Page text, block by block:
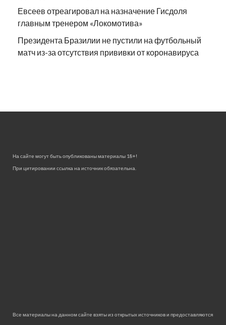
Евсеев отреагировал на назначение Гисдоля
главным тренером «Локомотива»
Президента Бразилии не пустили на футбольный
матч из-за отсутствия прививки от коронавируса
На сайте могут быть опубликованы материалы 18+!
При цитировании ссылка на источник обязательна.
Все материалы на данном сайте взяты из открытых источников и предоставляются